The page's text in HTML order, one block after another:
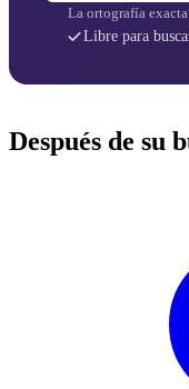
La ortografía
Libre para
Después de su